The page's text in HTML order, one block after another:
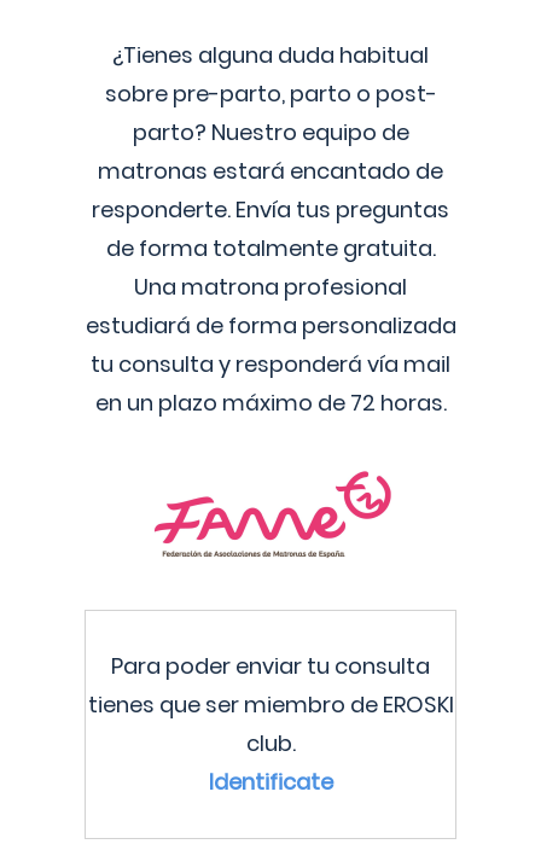
¿Tienes alguna duda habitual
sobre pre-parto, parto o post-
parto? Nuestro equipo de
matronas estará encantado de
responderte. Envía tus preguntas
de forma totalmente gratuita.
Una matrona profesional
estudiará de forma personalizada
tu consulta y responderá vía mail
en un plazo máximo de 72 horas.
Para poder enviar tu consulta
tienes que ser miembro de EROSKI
club.
Identificate